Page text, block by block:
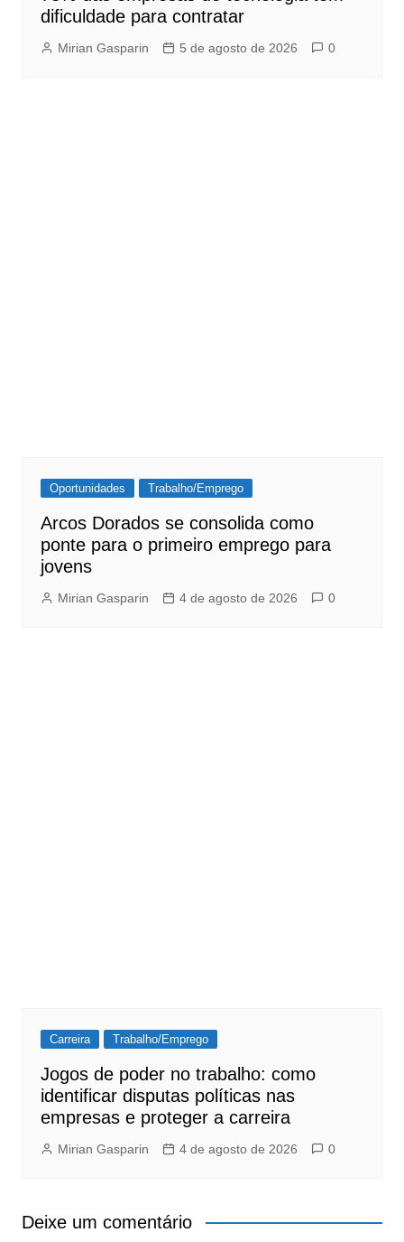
dificuldade para contratar
Mirian Gasparin 5 de agosto de 2026 0
Oportunidades Trabalho/Emprego
Arcos Dorados se consolida como
ponte para o primeiro emprego para
jovens
Mirian Gasparin 4 de agosto de 2026 0
Carreira Trabalho/Emprego
Jogos de poder no trabalho: como
identificar disputas políticas nas
empresas e proteger a carreira
Mirian Gasparin 4 de agosto de 2026 0
Deixe um comentário